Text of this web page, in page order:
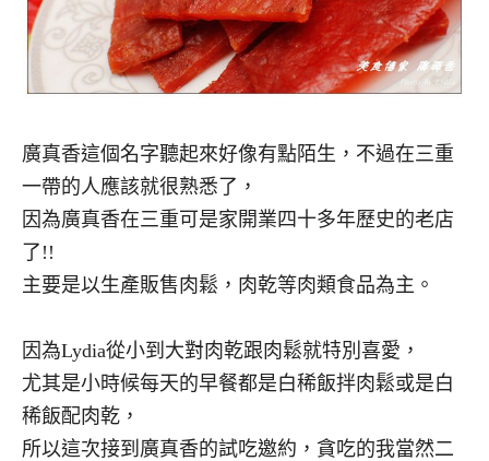
廣真香這個名字聽起來好像有點陌生，不過在三重
一帶的人應該就很熟悉了，
因為廣真香在三重可是家開業四十多年歷史的老店
了!!
主要是以生產販售肉鬆，肉乾等肉類食品為主。
因為Lydia從小到大對肉乾跟肉鬆就特別喜愛，
尤其是小時候每天的早餐都是白稀飯拌肉鬆或是白
稀飯配肉乾，
所以這次接到廣真香的試吃邀約，貪吃的我當然二